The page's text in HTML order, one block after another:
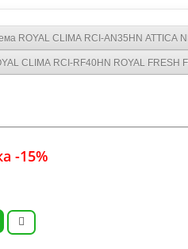
ROYAL CLIMA RCI-AN35HN ATTIСA
CLIMA RCI-RF40HN ROYAL FRESH
-15%